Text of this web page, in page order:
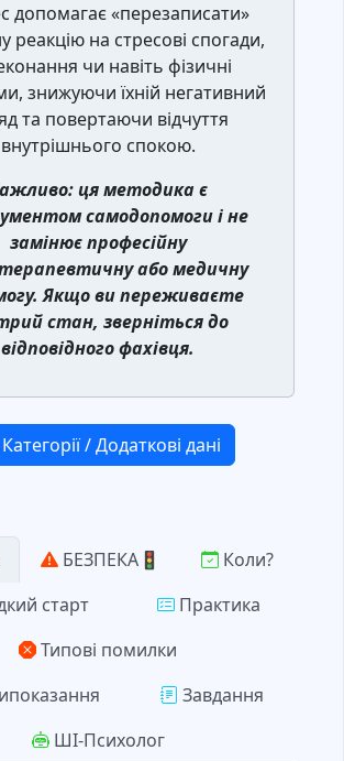
допомагає «перезаписати»
реакцію на стресові спогади,
чи навіть фізичні
знижуючи їхній негативний
та повертаючи відчуття
внутрішнього спокою.
ця методика є
самодопомоги і не
замінює професійну
або медичну
Якщо ви переживаєте
стан, зверніться до
відповідного фахівця.
Категорії / Додаткові дані
БЕЗПЕКА🚦
Коли?
старт
Практика
Типові помилки
Завдання
ШІ-Психолог